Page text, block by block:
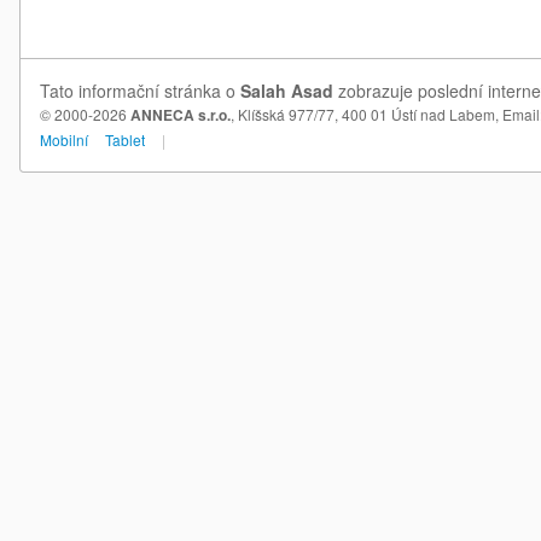
Tato informační stránka o Salah Asad zobrazuje poslední
© 2000-2026 ANNECA s.r.o., Klíšská 977/77, 400 01 Ústí nad Labem,
Mobilní
Tablet |